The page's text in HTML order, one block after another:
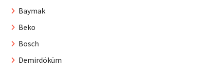
Baymak
Beko
Bosch
Demirdöküm